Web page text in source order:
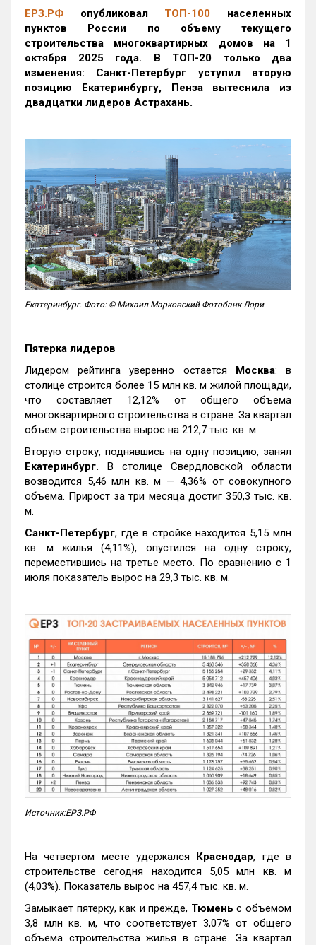
ЕРЗ.РФ опубликовал ТОП-100 населенных
пунктов России по объему текущего
строительства многоквартирных домов на 1
октября 2025 года. В ТОП-20 только два
изменения: Санкт-Петербург уступил вторую
позицию Екатеринбургу, Пенза вытеснила из
двадцатки лидеров Астрахань.
Екатеринбург. Фото: © Михаил Марковский Фотобанк Лори
Пятерка лидеров
Лидером рейтинга уверенно остается Москва: в
столице строится более 15 млн кв. м жилой площади,
что составляет 12,12% от общего объема
многоквартирного строительства в стране. За квартал
объем строительства вырос на 212,7 тыс. кв. м.
Вторую строку, поднявшись на одну позицию, занял
Екатеринбург. В столице Свердловской области
возводится 5,46 млн кв. м — 4,36% от совокупного
объема. Прирост за три месяца достиг 350,3 тыс. кв.
м.
Санкт-Петербург, где в стройке находится 5,15 млн
кв. м жилья (4,11%), опустился на одну строку,
переместившись на третье место. По сравнению с 1
июля показатель вырос на 29,3 тыс. кв. м.
Источник:ЕРЗ.РФ
На четвертом месте удержался Краснодар, где в
строительстве сегодня находится 5,05 млн кв. м
(4,03%). Показатель вырос на 457,4 тыс. кв. м.
Замыкает пятерку, как и прежде, Тюмень с объемом
3,8 млн кв. м, что соответствует 3,07% от общего
объема строительства жилья в стране. За квартал